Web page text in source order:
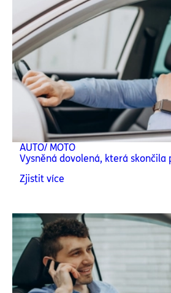
AUTO/ MOTO
Vysněná dovolená, která skončila
Zjistit více